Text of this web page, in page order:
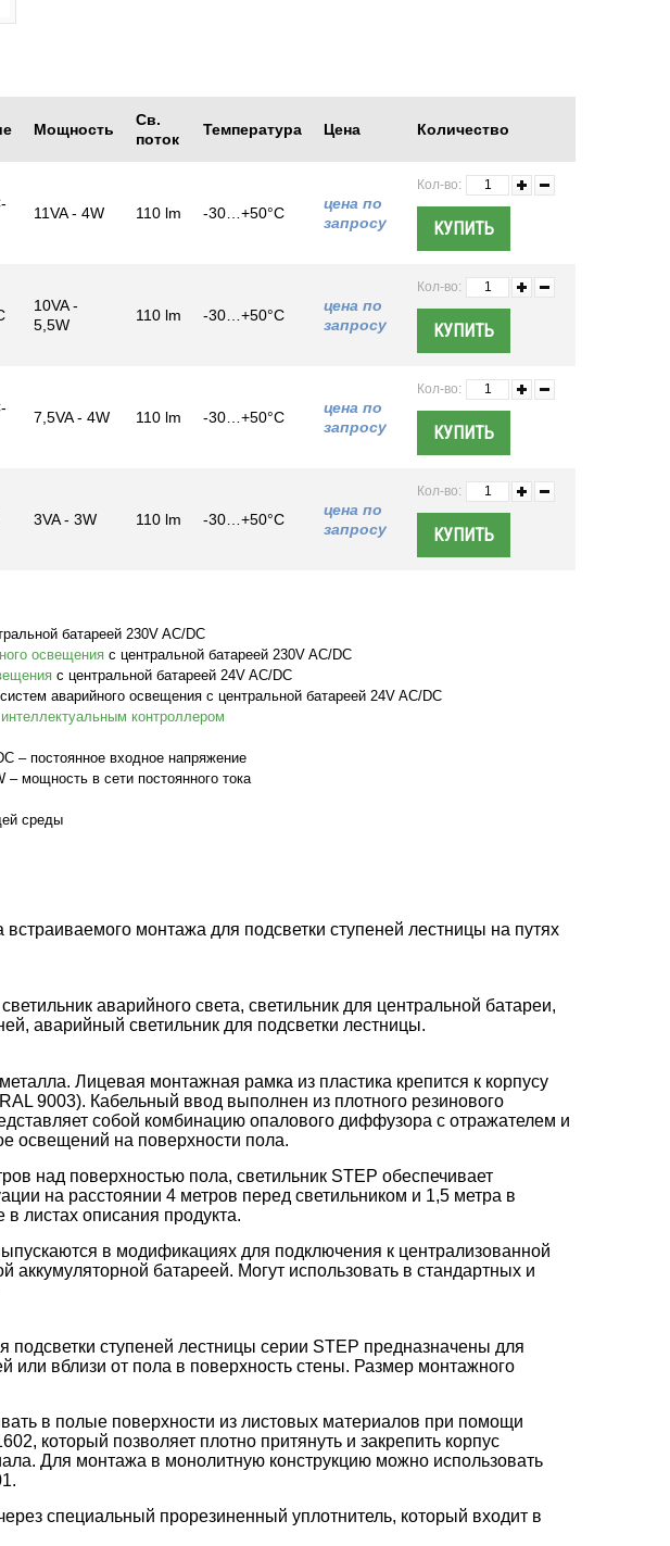
Мощность
Св.
поток
Температура Цена Количество
11VA - 4W 110 lm -30…+50°C
цена по
запросу
Кол-во:
10VA -
5,5W
110 lm -30…+50°C
цена по
запросу
Кол-во:
7,5VA - 4W 110 lm -30…+50°C
цена по
запросу
Кол-во:
3VA - 3W 110 lm -30…+50°C
цена по
запросу
Кол-во:
батареей 230V AC/DC
освещения с центральной батареей 230V AC/DC
с центральной батареей 24V AC/DC
аварийного освещения с центральной батареей 24V AC/DC
интеллектуальным контроллером
– постоянное входное напряжение
мощность в сети постоянного тока
среды
монтажа для подсветки ступеней лестницы на путях
аварийного света, светильник для центральной батареи,
аварийный светильник для подсветки лестницы.
Лицевая монтажная рамка из пластика крепится к корпусу
9003). Кабельный ввод выполнен из плотного резинового
собой комбинацию опалового диффузора с отражателем и
освещений на поверхности пола.
над поверхностью пола, светильник STEP обеспечивает
на расстоянии 4 метров перед светильником и 1,5 метра в
листах описания продукта.
в модификациях для подключения к централизованной
аккумуляторной батареей. Могут использовать в стандартных и
подсветки ступеней лестницы серии STEP предназначены для
или вблизи от пола в поверхность стены. Размер монтажного
в полые поверхности из листовых материалов при помощи
который позволяет плотно притянуть и закрепить корпус
Для монтажа в монолитную конструкцию можно использовать
специальный прорезиненный уплотнитель, который входит в